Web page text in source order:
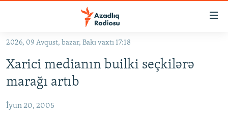
Əsas
qayıt
Əsas
naviqasiyaya
qayıt
KORRUPSIOMETR
#ƏSLINDƏ
2026, 09 Avqust, bazar, Bakı vaxtı 17:18
Xarici medianın builki seçkilərə
marağı artıb
İyun 20, 2005